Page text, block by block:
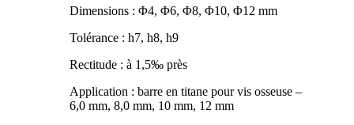
Dimensions : Φ4, Φ6, Φ8, Φ10, Φ12 mm
Tolérance : h7, h8, h9
Rectitude : à 1,5‰ près
Application : barre en titane pour vis osseuse –
6,0 mm, 8,0 mm, 10 mm, 12 mm